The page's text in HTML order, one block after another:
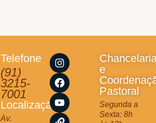
Telefone
(91)
3215-
7001
Localização
Av.
I
n
s
t
a
g
r
F
a
c
e
b
o
o
Y
o
u
t
u
b
e
L
i
n
k
e
Pastoral
Segunda a
Sexta: 8h